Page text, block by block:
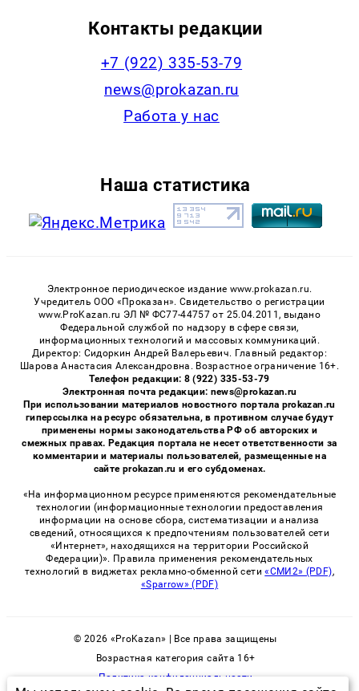
Контакты редакции
+7 (922) 335-53-79
news@prokazan.ru
Работа у нас
Наша статистика
Электронное периодическое издание www.prokazan.ru.
Учредитель ООО «Проказан». Cвидетельство о регистрации
www.ProKazan.ru ЭЛ № ФС77-44757 от 25.04.2011, выдано
Федеральной службой по надзору в сфере связи,
информационных технологий и массовых коммуникаций.
Директор: Сидоркин Андрей Валерьевич. Главный редактор:
Шарова Анастасия Александровна. Возрастное ограничение 16+.
Телефон редакции: 8 (922) 335-53-79
Электронная почта редакции: news@prokazan.ru
При использовании материалов новостного портала prokazan.ru
гиперссылка на ресурс обязательна, в противном случае будут
применены нормы законодательства РФ об авторских и
смежных правах. Редакция портала не несет ответственности за
комментарии и материалы пользователей, размещенные на
сайте prokazan.ru и его субдоменах.
«На информационном ресурсе применяются рекомендательные
технологии (информационные технологии предоставления
информации на основе сбора, систематизации и анализа
сведений, относящихся к предпочтениям пользователей сети
«Интернет», находящихся на территории Российской
Федерации)». Правила применения рекомендательных
технологий в виджетах рекламно-обменной сети«СМИ2» (PDF),
«Sparrow» (PDF)
© 2026 «ProKazan» | Все права защищены
Возрастная категория сайта 16+
Политика конфиденциальности